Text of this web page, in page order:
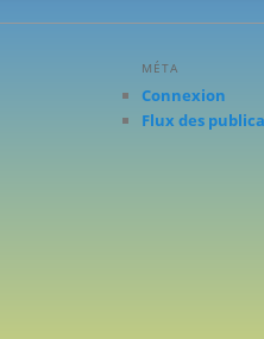
MÉTA
Connexion
Flux des